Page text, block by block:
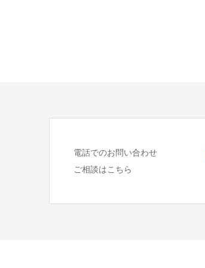
電話でのお問い合わせ
ご相談はこちら